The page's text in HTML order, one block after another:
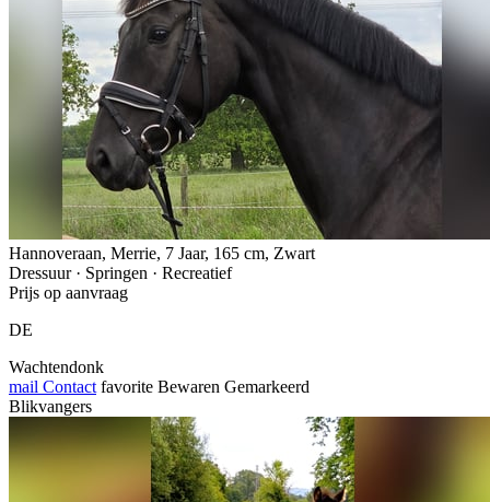
Hannoveraan, Merrie, 7 Jaar, 165 cm, Zwart
Dressuur · Springen · Recreatief
Prijs op aanvraag
DE
Wachtendonk
mail Contact favorite Bewaren Gemarkeerd
Blikvangers